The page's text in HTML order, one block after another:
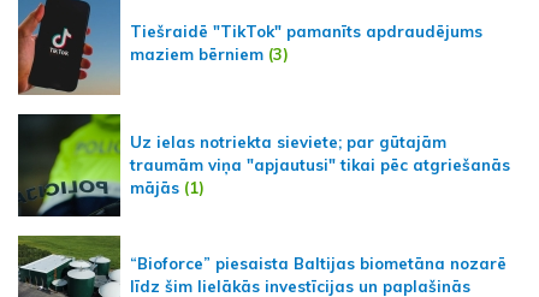
Tiešraidē "TikTok" pamanīts apdraudējums
maziem bērniem (3)
Uz ielas notriekta sieviete; par gūtajām
traumām viņa "apjautusi" tikai pēc atgriešanās
mājās (1)
“Bioforce” piesaista Baltijas biometāna nozarē
līdz šim lielākās investīcijas un paplašinās